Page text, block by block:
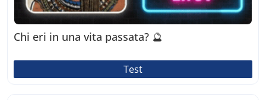
Chi eri in una vita passata? 🔮
Test